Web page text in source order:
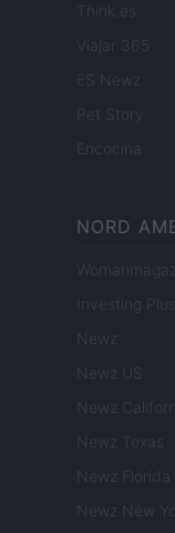
Think.es
Viajar 365
ES Newz
Pet Story
Encocina
NORD
Investing Plus
Newz
Newz US
Newz
Newz Texas
Newz Florida
Newz New